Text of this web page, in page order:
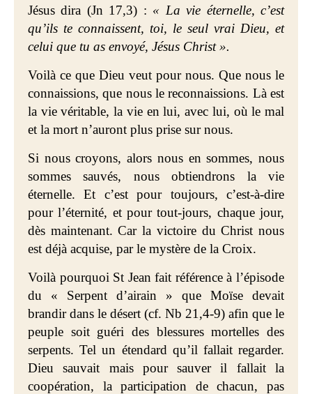
Jésus dira (Jn 17,3) : « La vie éternelle, c’est
qu’ils te connaissent, toi, le seul vrai Dieu, et
celui que tu as envoyé, Jésus Christ ».
Voilà ce que Dieu veut pour nous. Que nous le
connaissions, que nous le reconnaissions. Là est
la vie véritable, la vie en lui, avec lui, où le mal
et la mort n’auront plus prise sur nous.
Si nous croyons, alors nous en sommes, nous
sommes sauvés, nous obtiendrons la vie
éternelle. Et c’est pour toujours, c’est-à-dire
pour l’éternité, et pour tout-jours, chaque jour,
dès maintenant. Car la victoire du Christ nous
est déjà acquise, par le mystère de la Croix.
Voilà pourquoi St Jean fait référence à l’épisode
du « Serpent d’airain » que Moïse devait
brandir dans le désert (cf. Nb 21,4-9) afin que le
peuple soit guéri des blessures mortelles des
serpents. Tel un étendard qu’il fallait regarder.
Dieu sauvait mais pour sauver il fallait la
coopération, la participation de chacun, pas